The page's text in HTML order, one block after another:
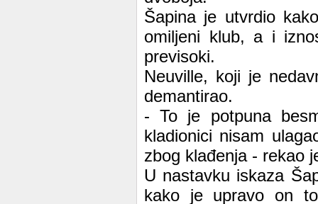
Šapina je utvrdio
omiljeni klub, a i
previsoki.
Neuville, koji je
demantirao.
- To je potpuna
kladionici nisam
zbog klađenja - rekao
U nastavku iskaza
kako je upravo on